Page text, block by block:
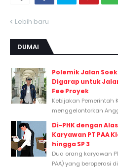
Lebih baru
DUMAI
Polemik Jalan
Digarap untuk
Fee Proyek
Kebijakan Pemerintah
menggelontorkan
Di-PHK dengan
Karyawan PT PAA
hingga SP 3
Dua orang karyawan
PAA) yang beroperasi